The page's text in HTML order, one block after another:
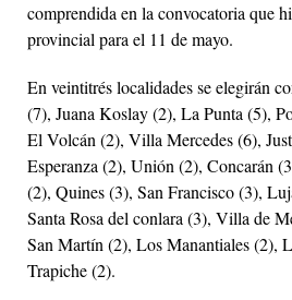
comprendida en la convocatoria que
provincial para el 11 de mayo.
En veintitrés localidades se elegirán
(7), Juana Koslay (2), La Punta (5),
El Volcán (2), Villa Mercedes (6),
Esperanza (2), Unión (2), Concarán
(2), Quines (3), San Francisco (3),
Santa Rosa del conlara (3), Villa de
San Martín (2), Los Manantiales (2),
Trapiche (2).